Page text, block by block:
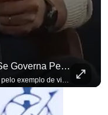
Não Se Governa Pelo Discurso. Se Governa Pelo Exemplo De Vida", Alfineta Ronaldo Caiado
"Não se governa pelo discurso. Se governa pelo exemplo de vida", alfineta Ronaldo Caiado, respondendo a empresários na primeira Sabatina Presidencial com a pauta definida por quem constrói o país. Se você busca informação com credibilidade, inscreva-se agora e ative o
para não perder nenhuma